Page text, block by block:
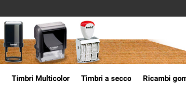
Timbri Multicolor Timbri a secco Ricambi